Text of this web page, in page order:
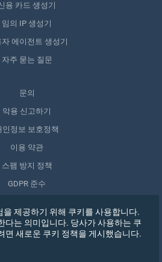
용 카드 생성기
임의 IP 생성기
자 에이전트 생성기
자주 묻는 질문
문의
악용 신고하기
인정보 보호정책
이용 약관
스팸 방지 정책
GDPR 준수
동의 철회
제공하기 위해 쿠키를 사용합니다.
다는 의미입니다. 당사가 사용하는 쿠
면 새로운 쿠키 정책을 게시했습니다.